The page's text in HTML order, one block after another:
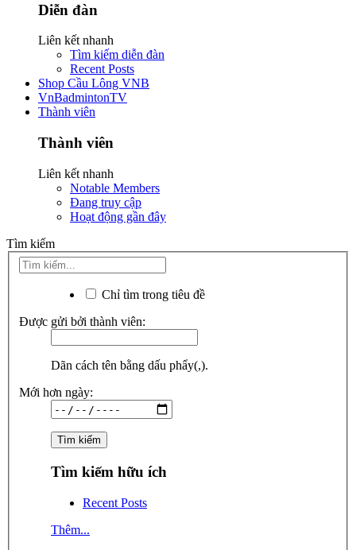
Diễn đàn
Liên kết nhanh
Tìm kiếm diễn đàn
Recent Posts
Shop Cầu Lông VNB
VnBadmintonTV
Thành viên
Thành viên
Liên kết nhanh
Notable Members
Đang truy cập
Hoạt động gần đây
Tìm kiếm
Chỉ tìm trong tiêu đề
Được gửi bởi thành viên:
Dãn cách tên bằng dấu phẩy(,).
Mới hơn ngày:
Tìm kiếm hữu ích
Recent Posts
Thêm...